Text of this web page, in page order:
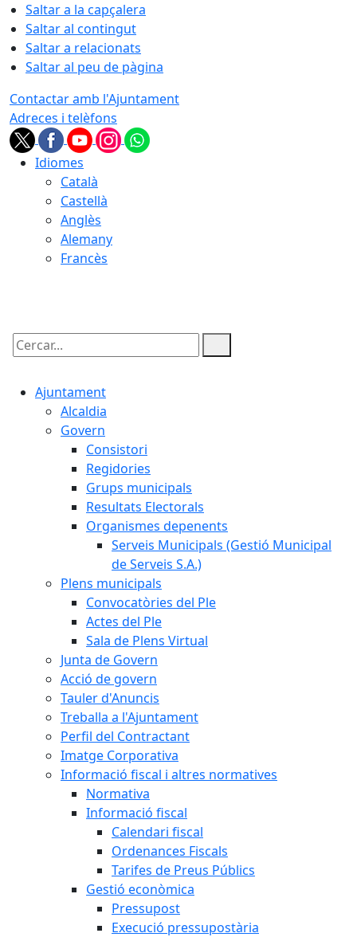
Saltar a la capçalera
Saltar al contingut
Saltar a relacionats
Saltar al peu de pàgina
Contactar amb l'Ajuntament
Adreces i telèfons
Idiomes
Català
Castellà
Anglès
Alemany
Francès
Cercar:
Ajuntament
Alcaldia
Govern
Consistori
Regidories
Grups municipals
Resultats Electorals
Organismes depenents
Serveis Municipals (Gestió Municipal
de Serveis S.A.)
Plens municipals
Convocatòries del Ple
Actes del Ple
Sala de Plens Virtual
Junta de Govern
Acció de govern
Tauler d'Anuncis
Treballa a l'Ajuntament
Perfil del Contractant
Imatge Corporativa
Informació fiscal i altres normatives
Normativa
Informació fiscal
Calendari fiscal
Ordenances Fiscals
Tarifes de Preus Públics
Gestió econòmica
Pressupost
Execució pressupostària